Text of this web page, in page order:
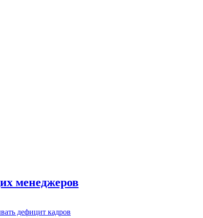
менеджеров